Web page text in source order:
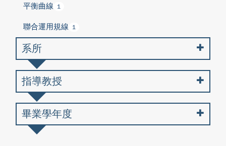
平衡曲線 1
聯合運用規線 1
系所
指導教授
畢業學年度